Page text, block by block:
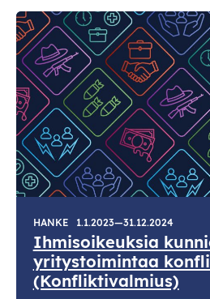
HANKE 1.1.2023—31.12.2024
Ihmisoikeuksia
yritystoimintaa
(Konfliktivalmius)